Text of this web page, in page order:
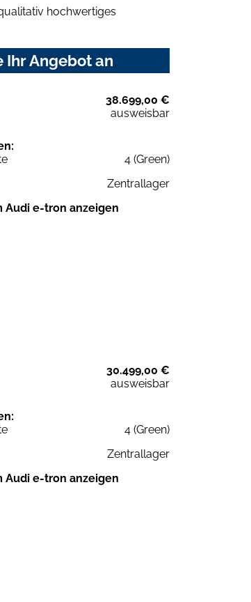
hochwertiges
Angebot an
38.699,00 €
ausweisbar
4 (Green)
Zentrallager
Audi e-tron anzeigen
30.499,00 €
ausweisbar
4 (Green)
Zentrallager
Audi e-tron anzeigen